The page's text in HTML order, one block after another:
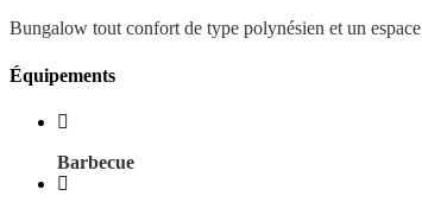
Bungalow tout confort de type polynésien et un
Équipements
Barbecue